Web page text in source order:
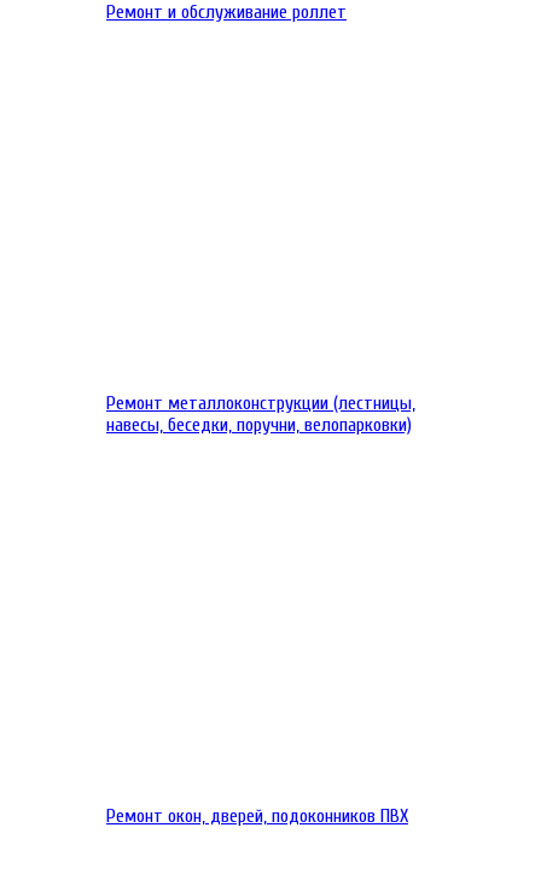
Ремонт и обслуживание роллет
Ремонт металлоконструкции (лестницы,
навесы, беседки, поручни, велопарковки)
Ремонт окон, дверей, подоконников ПВХ